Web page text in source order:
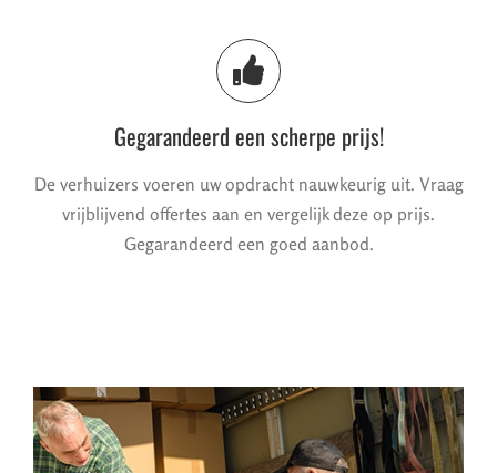
Gegarandeerd een scherpe prijs!
De verhuizers voeren uw opdracht nauwkeurig uit. Vraag
vrijblijvend offertes aan en vergelijk deze op prijs.
Gegarandeerd een goed aanbod.